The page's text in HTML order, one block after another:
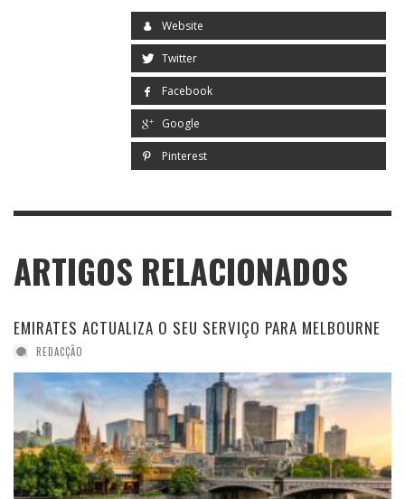
Website
Twitter
Facebook
Google
Pinterest
ARTIGOS RELACIONADOS
EMIRATES ACTUALIZA O SEU SERVIÇO PARA MELBOURNE
REDACÇÃO